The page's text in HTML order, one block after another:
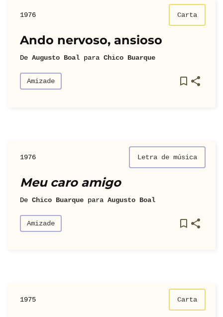
1976 Carta
Ando nervoso, ansioso
De Augusto Boal para Chico Buarque
Amizade
1976 Letra de música
Meu caro amigo
De Chico Buarque para Augusto Boal
Amizade
1975 Carta